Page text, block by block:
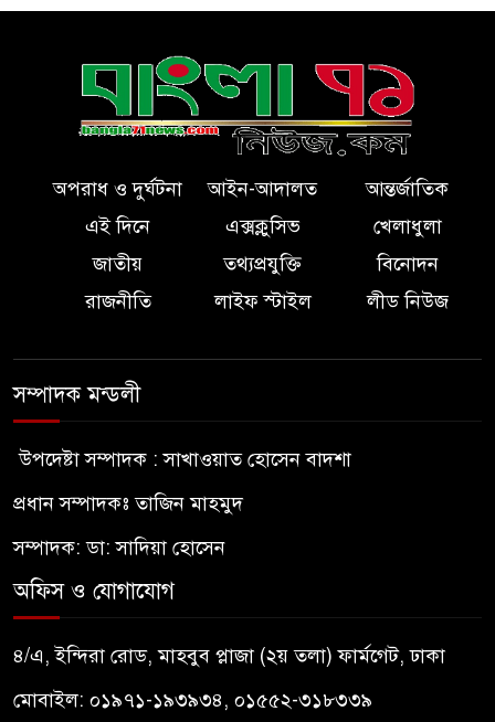
অপরাধ ও দুর্ঘটনা আইন-আদালত
আন্তর্জাতিক
এই দিনে
এক্সক্লুসিভ
খেলাধুলা
জাতীয়
তথ্যপ্রযুক্তি
বিনোদন
রাজনীতি
লাইফ স্টাইল লীড নিউজ
সম্পাদক মন্ডলী
উপদেষ্টা সম্পাদক : সাখাওয়াত হোসেন বাদশা
প্রধান সম্পাদকঃ তাজিন মাহমুদ
সম্পাদক: ডা: সাদিয়া হোসেন
অফিস ও যোগাযোগ
৪/এ, ইন্দিরা রোড, মাহবুব প্লাজা (২য় তলা) ফার্মগেট, ঢাকা
মোবাইল: ০১৯৭১-১৯৩৯৩৪, ০১৫৫২-৩১৮৩৩৯